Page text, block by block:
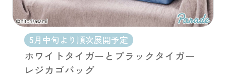
5月中旬より順次展開予定
ホワイトタイガーとブラックタイガー
レジカゴバッグ